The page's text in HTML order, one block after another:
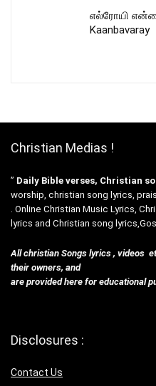
எல்ரோயி
Kaanbavaray
Christian Medias !
” Daily Bible verses, Christian
worship, christian song lyrics,
. Online Christian Music Lyrics,
lyrics and Christian song
All christian Songs lyrics , videos
their owners, and
are provided here for educational
Disclosures :
Contact Us